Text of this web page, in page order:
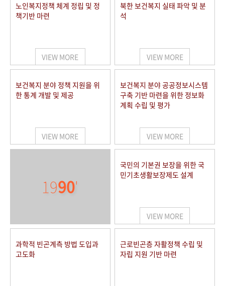
노인복지정책 체계 정립 및 정
책기반 마련
VIEW MORE
북한 보건복지 실태 파악 및 분
석
VIEW MORE
보건복지 분야 정책 지원을 위
한 통계 개발 및 제공
VIEW MORE
보건복지 분야 공공정보시스템
구축 기반 마련을 위한 정보화
계획 수립 및 평가
VIEW MORE
1990'
국민의 기본권 보장을 위한 국
민기초생활보장제도 설계
VIEW MORE
과학적 빈곤계측 방법 도입과
고도화
근로빈곤층 자활정책 수립 및
자립 지원 기반 마련